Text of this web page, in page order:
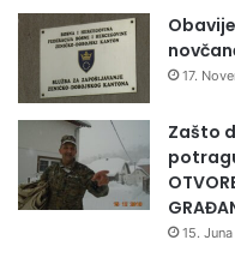
17.
Zašto
15.